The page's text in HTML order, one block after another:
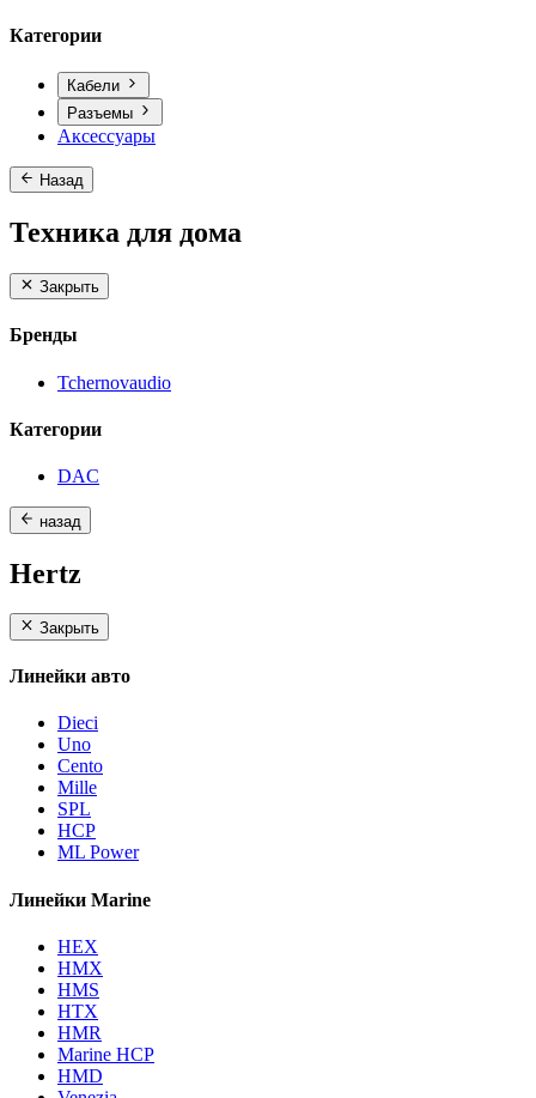
Категории
Кабели
Разъемы
Аксессуары
Назад
Техника для дома
Закрыть
Бренды
Tchernovaudio
Категории
DAC
назад
Hertz
Закрыть
Линейки авто
Dieci
Uno
Cento
Mille
SPL
HCP
ML Power
Линейки Marine
HEX
HMX
HMS
HTX
HMR
Marine HCP
HMD